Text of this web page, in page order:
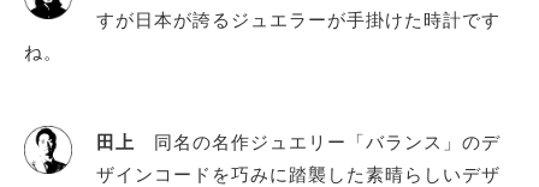
すが日本が誇るジュエラーが手掛けた時計です
ね。
田上
同名の名作ジュエリー「バランス」のデ
ザインコードを巧みに踏襲した素晴らしいデザ